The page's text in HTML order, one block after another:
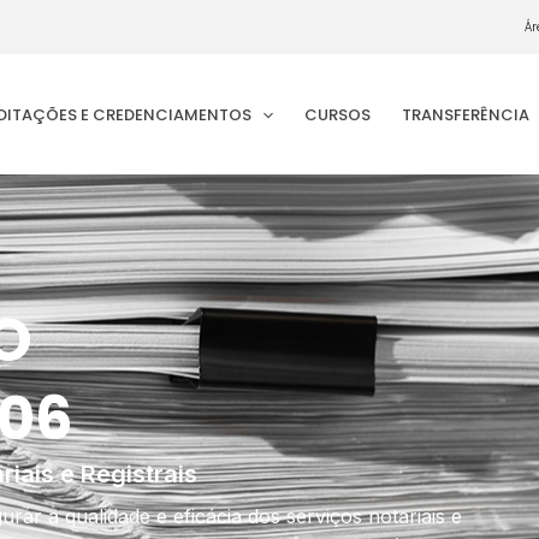
E CREDENCIAMENTOS CURSOS TRANSFERÊNCIA
e Registrais
a qualidade e eficácia dos serviços notariais e